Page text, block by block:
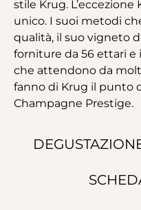
stile Krug.
unico. I suoi metodi
qualità, il suo vigneto
forniture da 56 ettari
che attendono da
fanno di Krug il punto
Champagne Prestige.